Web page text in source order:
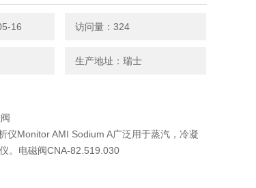
16 访问量：324
生产地址：瑞士
仪Monitor AMI Sodium A广泛用于蒸汽，冷凝
。电磁阀CNA-82.519.030